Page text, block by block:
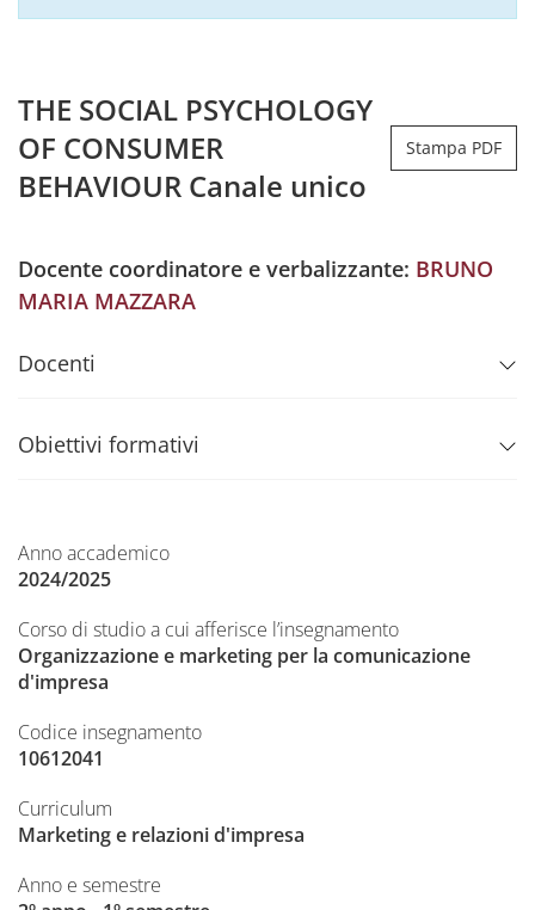
THE SOCIAL PSYCHOLOGY
OF CONSUMER
BEHAVIOUR Canale unico
Stampa PDF
Docente coordinatore e verbalizzante: BRUNO
MARIA MAZZARA
Docenti
Obiettivi formativi
Anno accademico
2024/2025
Corso di studio a cui afferisce l’insegnamento
Organizzazione e marketing per la comunicazione
d'impresa
Codice insegnamento
10612041
Curriculum
Marketing e relazioni d'impresa
Anno e semestre